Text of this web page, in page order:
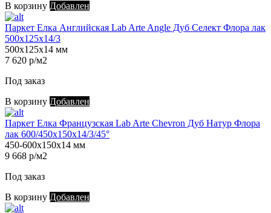
В корзину Добавлен
Паркет Елка Английская Lab Arte Angle Дуб Селект Флора лак
500х125х14/3
500х125х14 мм
7 620 р/м2
Под заказ
В корзину Добавлен
Паркет Елка Французская Lab Arte Chevron Дуб Натур Флора
лак 600/450х150х14/3/45°
450-600х150х14 мм
9 668 р/м2
Под заказ
В корзину Добавлен